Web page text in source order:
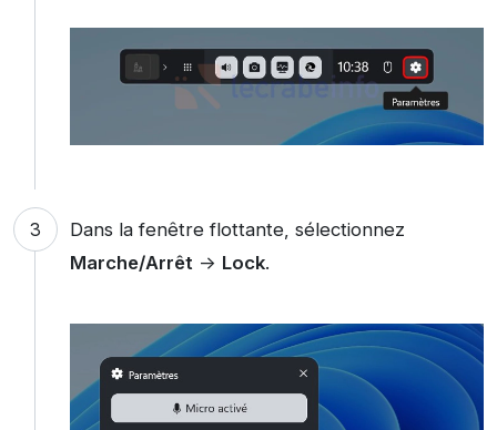
Dans la fenêtre flottante, sélectionnez
Marche/Arrêt -> Lock.